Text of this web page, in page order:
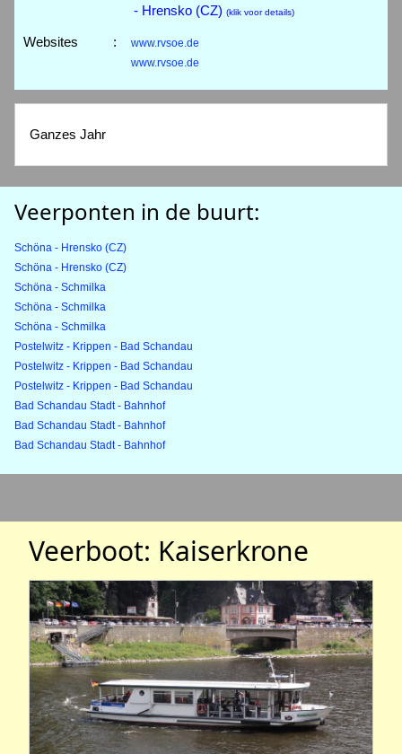
- Hrensko (CZ) (klik voor details)
Websites :
www.rvsoe.de
www.rvsoe.de
Ganzes Jahr
Veerponten in de buurt:
Schöna - Hrensko (CZ)
Schöna - Hrensko (CZ)
Schöna - Schmilka
Schöna - Schmilka
Schöna - Schmilka
Postelwitz - Krippen - Bad Schandau
Postelwitz - Krippen - Bad Schandau
Postelwitz - Krippen - Bad Schandau
Bad Schandau Stadt - Bahnhof
Bad Schandau Stadt - Bahnhof
Bad Schandau Stadt - Bahnhof
Veerboot: Kaiserkrone